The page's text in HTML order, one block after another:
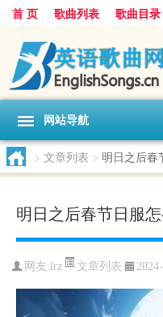
首 页 歌曲列表 歌曲目录
网站导航
> 文章列表 > 明日之后春
明日之后春节日服
网友: lrz 文章列表